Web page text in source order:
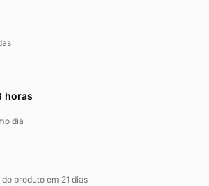
horas​
dia
produto em 21 dias